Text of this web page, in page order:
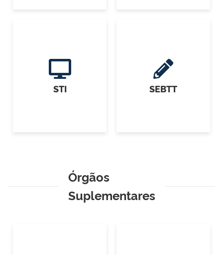
STI SEBTT
Órgãos
Suplementares